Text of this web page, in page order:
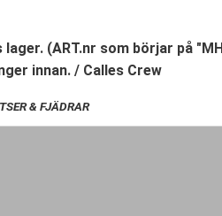
(ART.nr som börjar på
innan. / Calles Crew
& FJÄDRAR